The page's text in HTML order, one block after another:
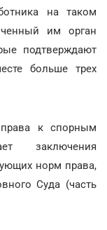
на таком
им орган
подтверждают
больше трех
к спорным
заключения
норм права,
Суда (часть